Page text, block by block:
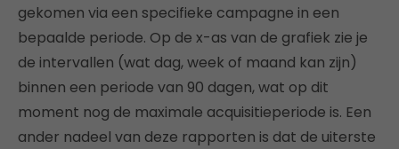
gekomen via een specifieke campagne in een
bepaalde periode. Op de x-as van de grafiek zie je
de intervallen (wat dag, week of maand kan zijn)
binnen een periode van 90 dagen, wat op dit
moment nog de maximale acquisitieperiode is. Een
ander nadeel van deze rapporten is dat de uiterste